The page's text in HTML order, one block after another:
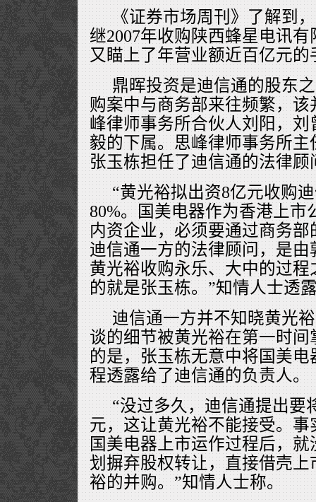
《证券市场周刊》了解到
继2007年收购陕西蜂星电讯
又瞄上了年营业额近百亿元
鼎晖投资是迪信通的股东
购案中与商务部来往频繁，
峰律师事务所合伙人刘阳，
毅的下属。思峰律师事务所
张玉栋担任了迪信通的法律顾
“黄光裕拟出资8亿元收购
80%。国美电器作为香港上市
内资企业，必须要通过商务
迪信通一方的法律顾问，是
黄光裕收购永乐、大中的过
的就是张玉栋。”知情人士透
迪信通一方并不知晓黄光
谈的细节被黄光裕在第一时
的是，张玉栋无意中将国美
程透露给了迪信通的负责人。
“没过多久，迪信通提出要
元，这让黄光裕不能接受。
国美电器上市运作过程后，
划摒弃股权转让，直接借壳
裕的并购。”知情人士称。